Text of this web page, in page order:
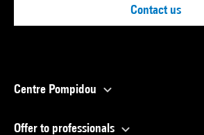
Contact us
Centre Pompidou
Offer to professionals